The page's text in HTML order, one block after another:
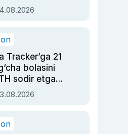
xavotir
Tracker’ga 21
bolasini
sodir etgan
hukmi o‘qildi